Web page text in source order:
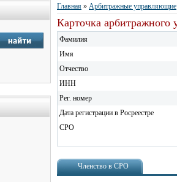
Главная » Арбитражные управляющие
Карточка арбитражного
Фамилия
Имя
Отчество
ИНН
Рег. номер
Дата регистрации в Росреестре
СРО
Членство в СРО